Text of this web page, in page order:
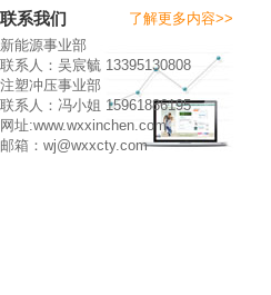
联系我们
了解更多内容>>
新能源事业部
联系人：吴宸毓 13395130808
注塑冲压事业部
联系人：冯小姐 15961886195
网址:www.wxxinchen.com
邮箱：wj@wxxcty.com